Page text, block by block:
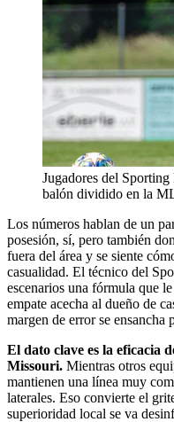
Jugadores del
balón dividido en la
Los números hablan de un
posesión, sí, pero también
fuera del área y se siente
casualidad. El técnico del
escenarios una fórmula que
empate acecha al dueño de
margen de error se ensancha
El dato clave es la eficacia
Missouri. Mientras otros
mantienen una línea muy
laterales. Eso convierte el
superioridad local se va